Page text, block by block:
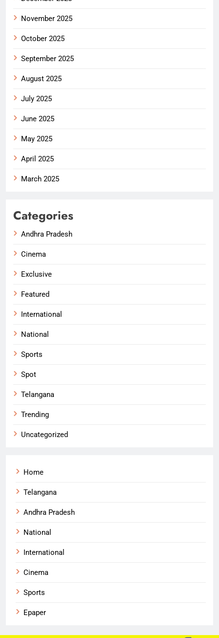
November 2025
October 2025
September 2025
August 2025
July 2025
June 2025
May 2025
April 2025
March 2025
Categories
Andhra Pradesh
Cinema
Exclusive
Featured
International
National
Sports
Spot
Telangana
Trending
Uncategorized
Home
Telangana
Andhra Pradesh
National
International
Cinema
Sports
Epaper